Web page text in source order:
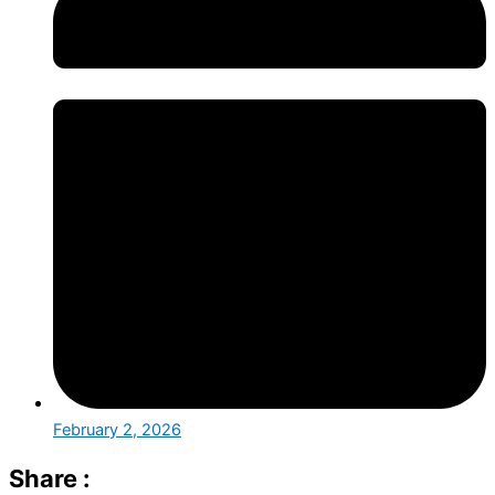
February 2, 2026
Share :